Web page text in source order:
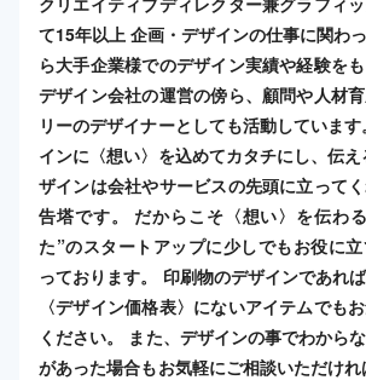
て15年以上 企画・デザインの仕事に関わ
ら大手企業様でのデザイン実績や経験を
デザイン会社の運営の傍ら、顧問や人材
リーのデザイナーとしても活動していま
インに〈想い〉を込めてカタチにし、伝
ザインは会社やサービスの先頭に立って
告塔です。 だからこそ〈想い〉を伝わ
た”のスタートアップに少しでもお役に
っております。 印刷物のデザインであれ
〈デザイン価格表〉にないアイテムでも
ください。 また、デザインの事でわから
があった場合もお気軽にご相談いただけ